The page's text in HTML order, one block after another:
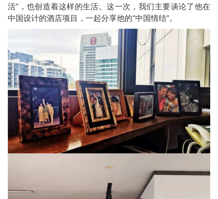
活”，也创造着这样的生活。这一次，我们主要谈论了他在
中国设计的酒店项目，一起分享他的“中国情结”。